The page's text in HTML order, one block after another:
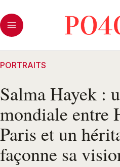
PORTRAITS
Salma Hayek :
mondiale entre
Paris et un
façonne sa